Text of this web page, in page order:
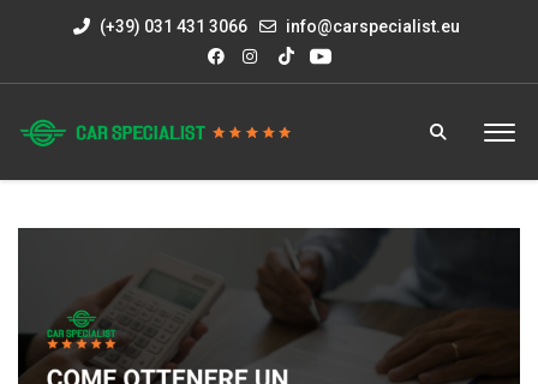
(+39) 031 431 3066 info@carspecialist.eu